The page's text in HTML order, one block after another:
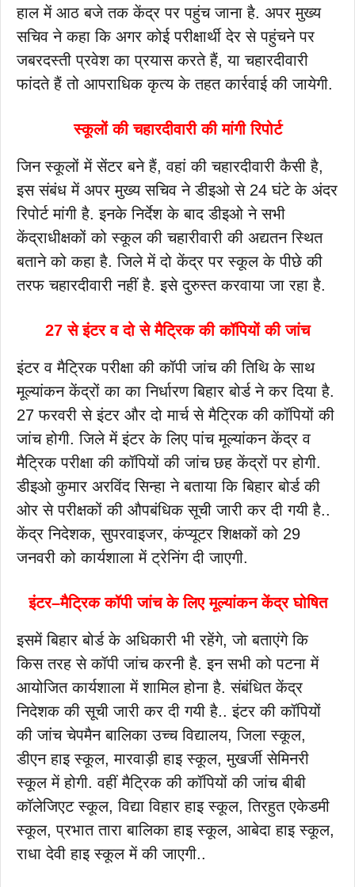
हाल में आठ बजे तक केंद्र पर पहुंच जाना है. अपर मुख्य
सचिव ने कहा कि अगर कोई परीक्षार्थी देर से पहुंचने पर
जबरदस्ती प्रवेश का प्रयास करते हैं, या चहारदीवारी
फांदते हैं तो आपराधिक कृत्य के तहत कार्रवाई की जायेगी.
स्कूलों की चहारदीवारी की मांगी रिपोर्ट
जिन स्कूलों में सेंटर बने हैं, वहां की चहारदीवारी कैसी है,
इस संबंध में अपर मुख्य सचिव ने डीइओ से 24 घंटे के अंदर
रिपोर्ट मांगी है. इनके निर्देश के बाद डीइओ ने सभी
केंद्राधीक्षकों को स्कूल की चहारीवारी की अद्यतन स्थित
बताने को कहा है. जिले में दो केंद्र पर स्कूल के पीछे की
तरफ चहारदीवारी नहीं है. इसे दुरुस्त करवाया जा रहा है.
27 से इंटर व दो से मैट्रिक की कॉपियों की जांच
इंटर व मैट्रिक परीक्षा की कॉपी जांच की तिथि के साथ
मूल्यांकन केंद्रों का का निर्धारण बिहार बोर्ड ने कर दिया है.
27 फरवरी से इंटर और दो मार्च से मैट्रिक की कॉपियों की
जांच होगी. जिले में इंटर के लिए पांच मूल्यांकन केंद्र व
मैट्रिक परीक्षा की कॉपियों की जांच छह केंद्रों पर होगी.
डीइओ कुमार अरविंद सिन्हा ने बताया कि बिहार बोर्ड की
ओर से परीक्षकों की औपबंधिक सूची जारी कर दी गयी है..
केंद्र निदेशक, सुपरवाइजर, कंप्यूटर शिक्षकों को 29
जनवरी को कार्यशाला में ट्रेनिंग दी जाएगी.
इंटर–मैट्रिक कॉपी जांच के लिए मूल्यांकन केंद्र घोषित
इसमें बिहार बोर्ड के अधिकारी भी रहेंगे, जो बताएंगे कि
किस तरह से कॉपी जांच करनी है. इन सभी को पटना में
आयोजित कार्यशाला में शामिल होना है. संबंधित केंद्र
निदेशक की सूची जारी कर दी गयी है.. इंटर की कॉपियों
की जांच चेपमैन बालिका उच्च विद्यालय, जिला स्कूल,
डीएन हाइ स्कूल, मारवाड़ी हाइ स्कूल, मुखर्जी सेमिनरी
स्कूल में होगी. वहीं मैट्रिक की कॉपियों की जांच बीबी
कॉलेजिएट स्कूल, विद्या विहार हाइ स्कूल, तिरहुत एकेडमी
स्कूल, प्रभात तारा बालिका हाइ स्कूल, आबेदा हाइ स्कूल,
राधा देवी हाइ स्कूल में की जाएगी..